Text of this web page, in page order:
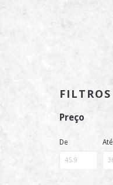
FILTROS
Preço
De Até